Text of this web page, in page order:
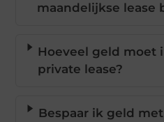
maandelijkse lease
Hoeveel geld moet
private lease?
Bespaar ik geld